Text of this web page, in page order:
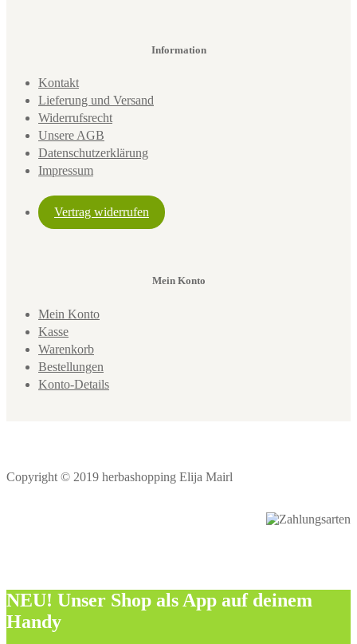
Information
Kontakt
Lieferung und Versand
Widerrufsrecht
Unsere AGB
Datenschutzerklärung
Impressum
Vertrag widerrufen
Mein Konto
Mein Konto
Kasse
Warenkorb
Bestellungen
Konto-Details
Copyright © 2019 herbashopping Elija Mairl
NEU! Unser Shop als App auf deinem
Handy